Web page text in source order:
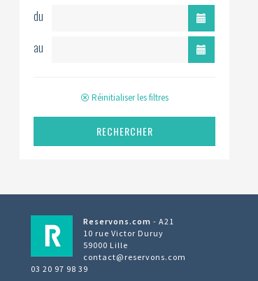
du
au
Réinitialiser les filtres
RECHERCHER
Reservons.com - A21
10 rue Victor Duruy
59000 Lille
contact@reservons.com
03 20 97 98 39